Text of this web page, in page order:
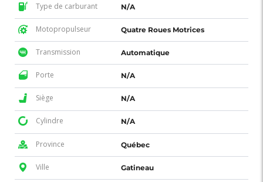
Type de carburant N/A
Motopropulseur Quatre Roues Motrices
Transmission Automatique
Porte N/A
Siège N/A
Cylindre N/A
Province Québec
Ville Gatineau